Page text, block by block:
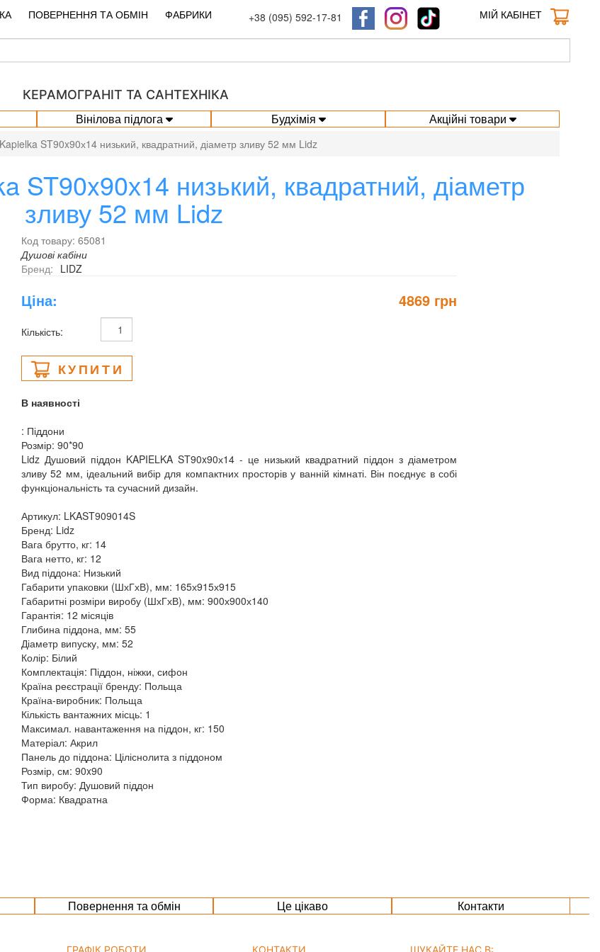
ПОВЕРНЕННЯ ТА ОБМІН ФАБРИКИ +38 (095) 592-17-81 МІЙ КАБІНЕТ
КЕРАМОГРАНІТ ТА САНТЕХНІКА
Вінілова підлога Будхімія Акційні товари
ST90x90х14 низький, квадратний, діаметр зливу 52 мм Lidz
ST90x90х14 низький, квадратний, діаметр
зливу 52 мм Lidz
Код товару: 65081
Душові кабіни
Бренд: LIDZ
Ціна: 4869 грн
Кількість:
КУПИТИ
В наявності
: Піддони
Розмір: 90*90
Lidz Душовий піддон KAPIELKA ST90x90х14 - це низький квадратний піддон з діаметром
зливу 52 мм, ідеальний вибір для компактних просторів у ванній кімнаті. Він поєднує в собі
функціональність та сучасний дизайн.
Артикул: LKAST909014S
Бренд: Lidz
Вага брутто, кг: 14
Вага нетто, кг: 12
Вид піддона: Низький
Габарити упаковки (ШхГхВ), мм: 165х915х915
Габаритні розміри виробу (ШхГхВ), мм: 900х900х140
Гарантія: 12 місяців
Глибина піддона, мм: 55
Діаметр випуску, мм: 52
Колір: Білий
Комплектація: Піддон, ніжки, сифон
Країна реєстрації бренду: Польща
Країна-виробник: Польща
Кількість вантажних місць: 1
Максимал. навантаження на піддон, кг: 150
Матеріал: Акрил
Панель до піддона: Ціліснолита з піддоном
Розмір, см: 90x90
Тип виробу: Душовий піддон
Форма: Квадратна
Повернення та обмін Це цікаво Контакти
ГРАФІК РОБОТИ КОНТАКТИ ШУКАЙТЕ НАС В: